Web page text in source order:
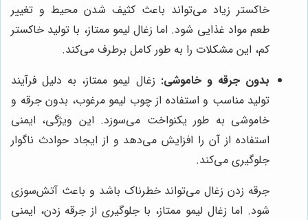
خاکستر زیاد می‌تواند باعث کثیف شدن محیط و تغییر
طعم مواد غذایی شود. اما زغال لیمو ممتاز، با تولید خاکستر
کم، این مشکلات را به طور کامل برطرف می‌کند.
بدون جرقه و خاموشی: زغال لیمو ممتاز، به دلیل فرآیند
تولید مناسب و استفاده از چوب لیمو مرغوب، بدون جرقه و
خاموشی به طور یکنواخت می‌سوزد. این ویژگی، ایمنی
استفاده از آن را افزایش می‌دهد و از ایجاد حوادث ناگوار
جلوگیری می‌کند.
جرقه زدن زغال می‌تواند خطرناک باشد و باعث آتش‌سوزی
شود. اما زغال لیمو ممتاز، با جلوگیری از جرقه زدن، ایمنی